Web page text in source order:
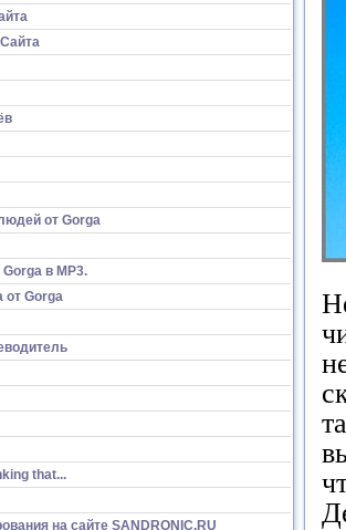
от Gorga
Gorga в МР3.
Gorga
that...
на сайте SANDRONIC.RU